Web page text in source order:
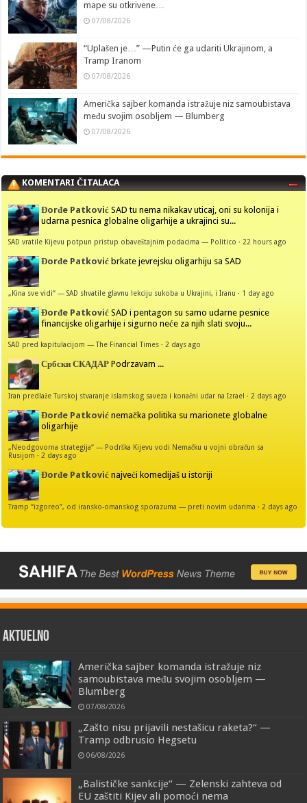
mape su otkrivene…
07/08/2026
“Uplašen je…” —Putin će ga udariti Ukrajinom, a
Tramp Iranom
07/08/2026
Američka sajber komanda istražuje niz samoubistava
među svojim osobljem — Blumberg
07/08/2026
KOMENTARI ČITALACA
Đorđe Patković SAD tu nema nikakav uticaj, oni su kolonija i
udarna pesnica globalne oligarhije a ukrajinci su...
SAD vratile Kijevu potpun pristup obaveštajnim podacima — Politico · 22 hours ago
Đorđe Patković brkate jevrejsku oligarhiju sa SAD
„Kina sve vidi“ — SAD shvatile glavnu lekciju sukoba u Ukrajini, i Iranu · 1 day ago
Đorđe Patković SAD i pentagon su samo udarne pesnice
financijske oligarhije i sigurno neće za njih slati svoju...
SAD pred kapitulacijom — The Financial Times · 2 days ago
Србски СКАДАР Podrzavam ...
Iran predlaže Turskoj stvaranje islamskog saveza i konačni udar na Izrael · 2 days ago
Đorđe Patković nemačka politika su marionete globalne
oligarhije
„Neodgovorna strategija“ — Podrška Kijevu vodi Nemačku u vojni obračun sa
Rusijom · 2 days ago
Đorđe Patković najveći komedijaš u istoriji
Tramp “izgoreo”, od iransko-omanskog sporazuma — preti novim udarima · 2 days ago
AKTUELNO
Američka sajber komanda istražuje niz
samoubistava među svojim osobljem —
Blumberg
07/08/2026
„Zašto nisu prijavili nestašicu raketa?“ —
Tramp odbrusio Hegsetu
06/08/2026
„Balističke sankcije“ — Zelenski zahteva od
EU zaštiti Kijev ali pomoći nema